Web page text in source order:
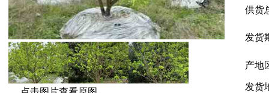
供货
发货
产地
发货